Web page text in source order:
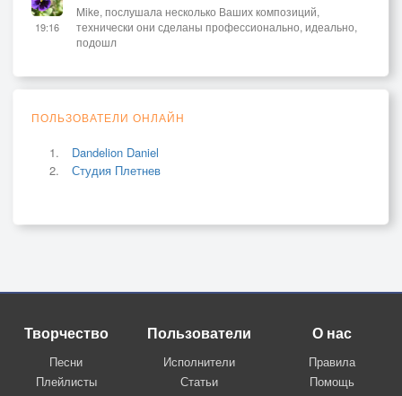
19:16
Mike, послушала несколько Ваших композиций,
технически они сделаны профессионально, идеально,
подошл
ПОЛЬЗОВАТЕЛИ ОНЛАЙН
Dandelion Daniel
Студия Плетнев
Творчество
Песни
Плейлисты
Пользователи
Исполнители
Статьи
О нас
Правила
Помощь